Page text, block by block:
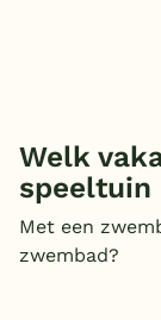
Welk
speeltuin
Met een
zwembad?